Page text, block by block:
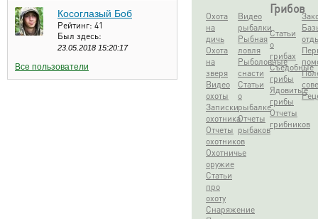
Косоглазый Боб
Рейтинг: 41
Был здесь:
23.05.2018 15:20:17
Все пользователи
Охота
на
дичь
Охота
на
зверя
Видео
охоты
Записки
охотника
Отчеты
охотников
Охотничье
оружие
Статьи
про
охоту
Снаряжение
Видео
рыбалки
Рыбная
ловля
Рыболовные
снасти
Статьи
о
рыбалке
Отчеты
рыбаков
Грибов
Статьи
о
грибах
Съедобные
грибы
Ядовитые
грибы
Отчеты
грибников